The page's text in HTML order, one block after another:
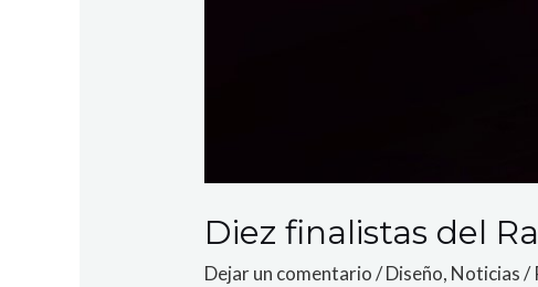
Diez finalistas del
Dejar un comentario /Diseño, Noticias/